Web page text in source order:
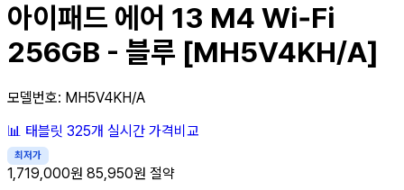
아이패드 에어 13 M4 Wi‑Fi
256GB - 블루 [MH5V4KH/A]
모델번호: MH5V4KH/A
📊 태블릿 325개 실시간 가격비교
최저가
1,719,000원 85,950원 절약